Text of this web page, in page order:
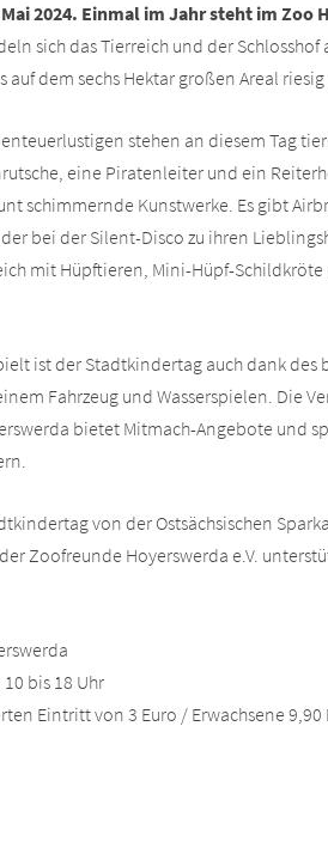
2024. Einmal im Jahr steht im Zoo
sich das Tierreich und der
auf dem sechs Hektar großen Areal
stehen an diesem Tag
eine Piratenleiter und ein
schimmernde Kunstwerke. Es gibt
bei der Silent-Disco zu ihren
mit Hüpftieren, Mini-Hüpf-
ist der Stadtkindertag auch dank
Fahrzeug und Wasserspielen. Die
bietet Mitmach-Angebote und
von der Ostsächsischen
Zoofreunde Hoyerswerda e.V.
bis 18 Uhr
Eintritt von 3 Euro / Erwachsene 9,90